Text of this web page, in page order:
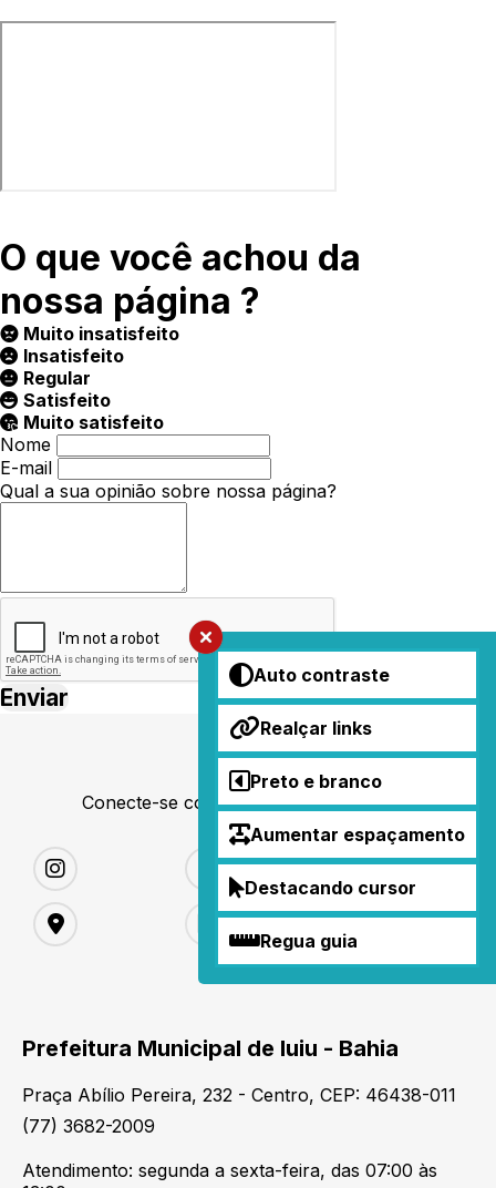
Auto contraste
Realçar links
Preto e branco
Aumentar espaçamento
Destacando cursor
Regua guia
O que você achou da
nossa página ?
Muito insatisfeito
Insatisfeito
Regular
Satisfeito
Muito satisfeito
Nome
E-mail
Qual a sua opinião sobre nossa página?
Conecte-se conosco nas redes sociais
Prefeitura Municipal de Iuiu - Bahia
Praça Abílio Pereira, 232 - Centro, CEP: 46438-011
(77) 3682-2009
Atendimento: segunda a sexta-feira, das 07:00 às